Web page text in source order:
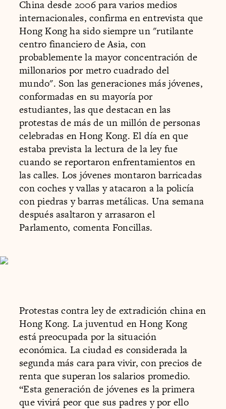
China desde 2006 para varios medios
internacionales, confirma en entrevista que
Hong Kong ha sido siempre un "rutilante
centro financiero de Asia, con
probablemente la mayor concentración de
millonarios por metro cuadrado del
mundo". Son las generaciones más jóvenes,
conformadas en su mayoría por
estudiantes, las que destacan en las
protestas de más de un millón de personas
celebradas en Hong Kong. El día en que
estaba prevista la lectura de la ley fue
cuando se reportaron enfrentamientos en
las calles. Los jóvenes montaron barricadas
con coches y vallas y atacaron a la policía
con piedras y barras metálicas. Una semana
después asaltaron y arrasaron el
Parlamento, comenta Foncillas.
Protestas contra ley de extradición china en
Hong Kong. La juventud en Hong Kong
está preocupada por la situación
económica. La ciudad es considerada la
segunda más cara para vivir, con precios de
renta que superan los salarios promedio.
“Esta generación de jóvenes es la primera
que vivirá peor que sus padres y por ello